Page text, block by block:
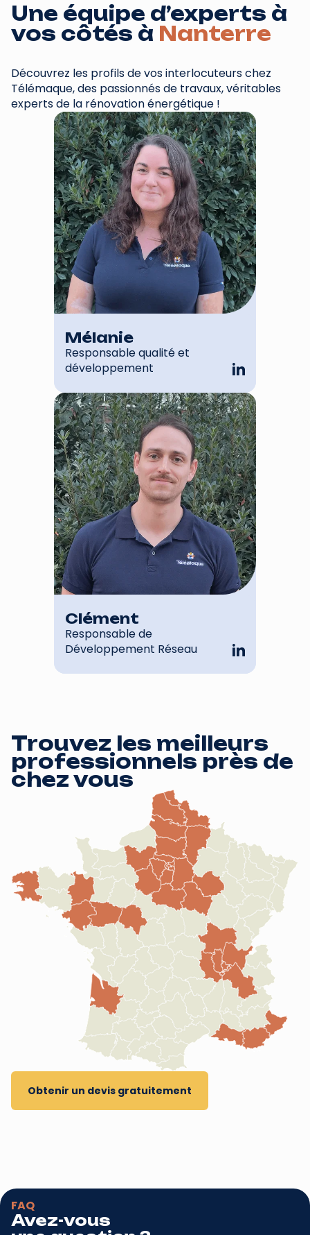
Une équipe d’experts à
vos côtés à Nanterre
Découvrez les profils de vos interlocuteurs chez
Télémaque, des passionnés de travaux, véritables
experts de la rénovation énergétique !
Mélanie
Responsable qualité et
développement
Clément
Responsable de
Développement Réseau
Trouvez les meilleurs
professionnels près de
chez vous
Obtenir un devis gratuitement
FAQ
Avez-vous